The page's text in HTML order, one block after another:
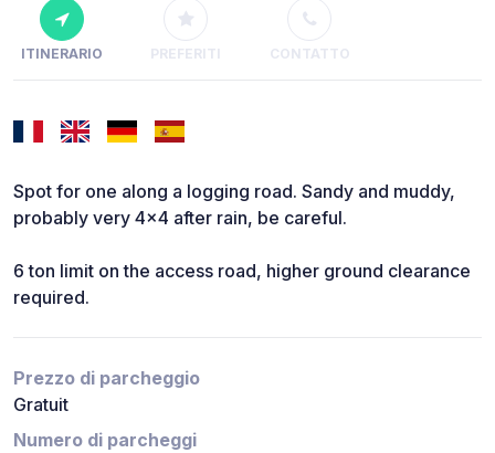
ITINERARIO PREFERITI CONTATTO
Spot for one along a logging road. Sandy and muddy,
probably very 4x4 after rain, be careful.
6 ton limit on the access road, higher ground clearance
required.
Prezzo di parcheggio
Gratuit
Numero di parcheggi